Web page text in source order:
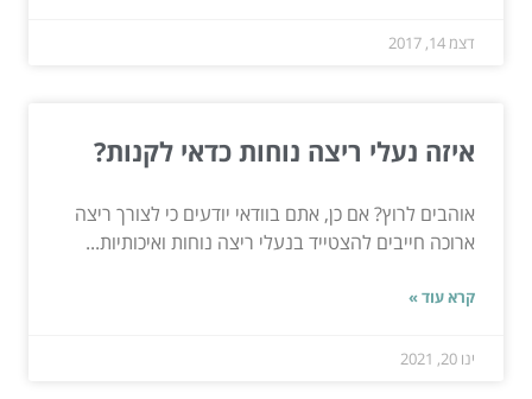
דצמ 14, 2017
איזה נעלי ריצה נוחות כדאי לקנות?
אוהבים לרוץ? אם כן, אתם בוודאי יודעים כי לצורך ריצה
ארוכה חייבים להצטייד בנעלי ריצה נוחות ואיכותיות...
קרא עוד »
ינו 20, 2021